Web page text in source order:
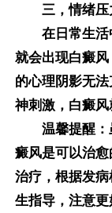
三，情绪压
在日常生活中
就会出现白癜
的心理阴影无
神刺激，白癜风
温馨提醒：
癜风是可以治
治疗，根据发
生指导，注意更